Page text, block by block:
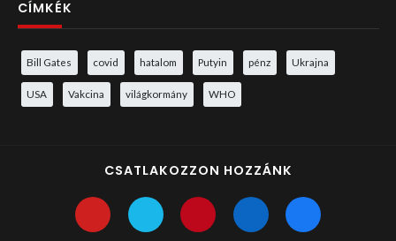
CÍMKÉK
Bill Gates covid hatalom Putyin pénz Ukrajna
USA Vakcina világkormány WHO
CSATLAKOZZON HOZZÁNK